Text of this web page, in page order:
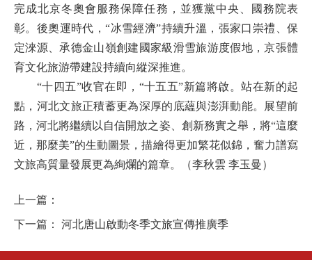
完成北京冬奧會服務保障任務，並獲黨中央、國務院表
彰。後奧運時代，“冰雪經濟”持續升溫，張家口崇禮、保
定淶源、承德金山嶺創建國家級滑雪旅游度假地，京張體
育文化旅游帶建設持續向縱深推進。
“十四五”收官在即，“十五五”新篇將啟。站在新的起
點，河北文旅正積蓄更為深厚的底蘊與澎湃動能。展望前
路，河北將繼續以自信開放之姿、創新務實之舉，將“這麼
近，那麼美”的生動圖景，描繪得更加繁花似錦，奮力譜寫
文旅高質量發展更為絢爛的篇章。（李秋雲 李玉曼）
上一篇：
下一篇： 河北唐山啟動冬季文旅宣傳推廣季